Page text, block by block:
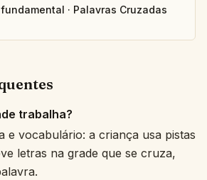
· Palavras Cruzadas
trabalha?
e vocabulário: a criança usa pistas
letras na grade que se cruza,